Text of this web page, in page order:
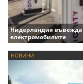
Нидерландия
електромобилите
НОВИНИ